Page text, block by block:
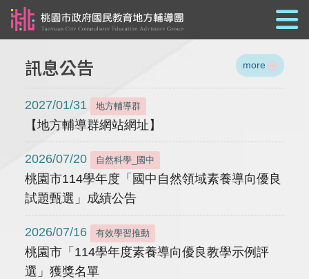
訊息公告 more
2027/01/31 地方輔導群
【地方輔導群網站網址】
2026/07/20 自然科學_國中
桃園市114學年度「國中自然領域素養導向優良
試題甄選」成績公告
2026/07/16 有效學習推動
桃園市「114學年度素養導向優良教學示例評
選」獲獎名單